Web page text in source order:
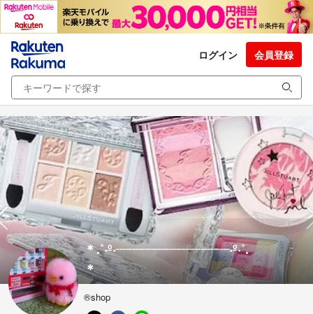
ログイン 会員登録
＊.˚‧º‧┈┈┈┈┈┈┈┈┈‧º·˚.
＊
®️shop